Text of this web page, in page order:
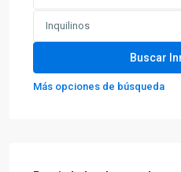
Inquilinos
Más opciones de búsqueda